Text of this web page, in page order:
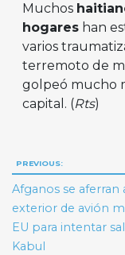
Muchos
hogares han
varios
terremoto de
golpeó mucho
capital. (Rts)
Navegación
de
entradas
PREVIOUS:
Afganos se aferran
exterior de avión
EU para intentar
Kabul